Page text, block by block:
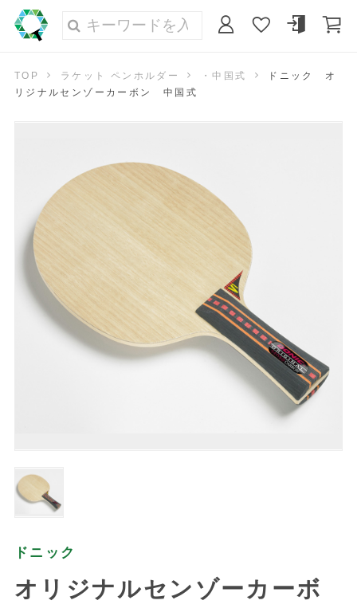
TOP ラケット ペンホルダー ・中国式
ドニック オ
リジナルセンゾーカーボン 中国式
ドニック
オリジナルセンゾーカーボ